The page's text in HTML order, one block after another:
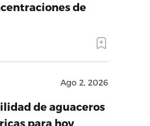
de
Ago 2, 2026
de aguaceros
para hoy